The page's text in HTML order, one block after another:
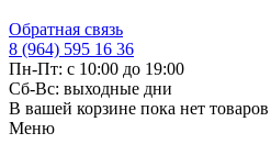
Обратная связь
8 (964) 595 16 36
Пн-Пт: с 10:00 до 19:00
Сб-Вс: выходные дни
В вашей корзине пока нет товаров
Меню